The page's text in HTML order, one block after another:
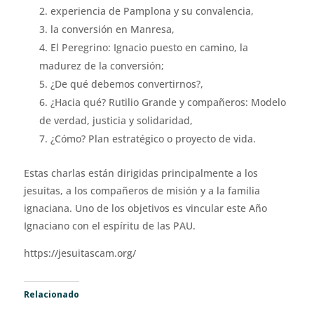
experiencia de Pamplona y su convalencia,
la conversión en Manresa,
El Peregrino: Ignacio puesto en camino, la
madurez de la conversión;
¿De qué debemos convertirnos?,
¿Hacia qué? Rutilio Grande y compañeros: Modelo
de verdad, justicia y solidaridad,
¿Cómo? Plan estratégico o proyecto de vida.
Estas charlas están dirigidas principalmente a los
jesuitas, a los compañeros de misión y a la familia
ignaciana. Uno de los objetivos es vincular este Año
Ignaciano con el espíritu de las PAU.
https://jesuitascam.org/
Relacionado